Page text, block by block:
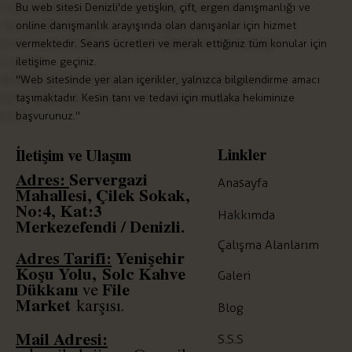
Bu web sitesi Denizli'de yetişkin, çift, ergen danışmanlığı ve
online danışmanlık arayışında olan danışanlar için hizmet
vermektedir. Seans ücretleri ve merak ettiğiniz tüm konular için
iletişime geçiniz.
"Web sitesinde yer alan içerikler, yalnızca bilgilendirme amacı
taşımaktadır. Kesin tanı ve tedavi için mutlaka hekiminize
başvurunuz."
İletişim ve Ulaşım
Adres: Servergazi
Mahallesi, Çilek Sokak,
No:4, Kat:3
Merkezefendi / Denizli.
Adres Tarifi: Yenişehir
Koşu Yolu, Solc Kahve
Dükkanı veFile
Market karşısı.
Mail Adresi:
Linkler
Anasayfa
Hakkımda
Çalışma Alanlarım
Galeri
Blog
S.S.S